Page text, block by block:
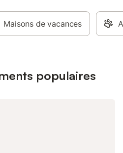
Maisons de vacances
populaires